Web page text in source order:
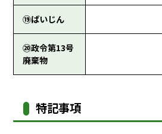
⑲ばいじん
⑳政令第13号
廃棄物
特記事項